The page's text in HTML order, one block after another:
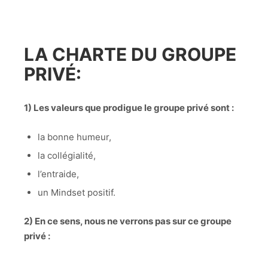
LA CHARTE DU GROUPE
PRIVÉ:
1) Les valeurs que prodigue le groupe privé sont :
la bonne humeur,
la collégialité,
l’entraide,
un Mindset positif.
2) En ce sens, nous ne verrons pas sur ce groupe
privé :